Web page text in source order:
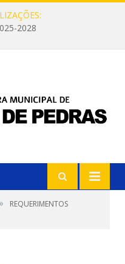
2028
REQUERIMENTOS